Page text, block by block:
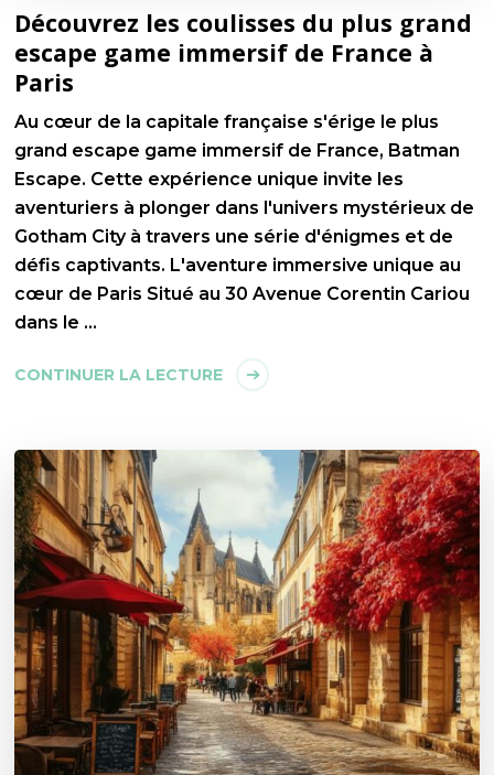
Découvrez les coulisses du plus grand
escape game immersif de France à
Paris
Au cœur de la capitale française s'érige le plus
grand escape game immersif de France, Batman
Escape. Cette expérience unique invite les
aventuriers à plonger dans l'univers mystérieux de
Gotham City à travers une série d'énigmes et de
défis captivants. L'aventure immersive unique au
cœur de Paris Situé au 30 Avenue Corentin Cariou
dans le …
CONTINUER LA LECTURE